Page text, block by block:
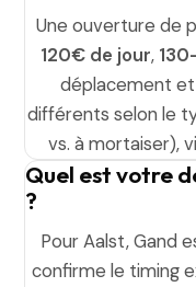
Une ouverture de
120€ de jour,
déplacement et
différents selon le
vs. à mortaiser),
Quel est votre
?
Pour Aalst, Gand
confirme le timing